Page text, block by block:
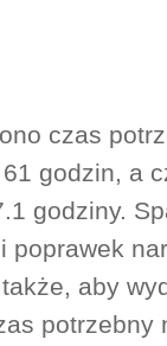
czas
godzin, a
godziny.
poprawek
aby
potrzebny